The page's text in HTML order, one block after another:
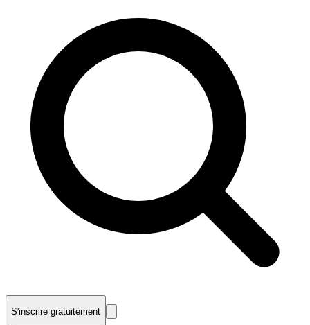
S'inscrire gratuitement